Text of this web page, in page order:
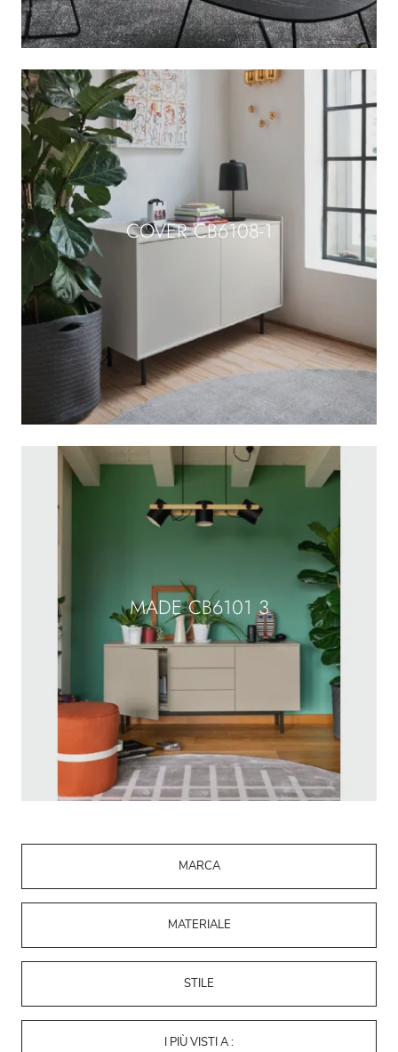
MARCA
MATERIALE
STILE
I PIÙ VISTI A :
COVER CB6108-1
MADE CB6101 3